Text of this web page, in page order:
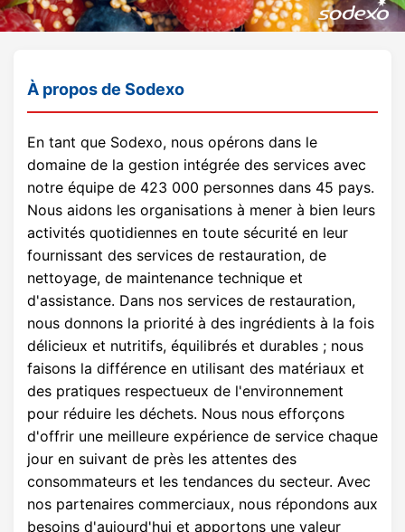
À propos de Sodexo
En tant que Sodexo, nous opérons dans le
domaine de la gestion intégrée des services avec
notre équipe de 423 000 personnes dans 45 pays.
Nous aidons les organisations à mener à bien leurs
activités quotidiennes en toute sécurité en leur
fournissant des services de restauration, de
nettoyage, de maintenance technique et
d'assistance. Dans nos services de restauration,
nous donnons la priorité à des ingrédients à la fois
délicieux et nutritifs, équilibrés et durables ; nous
faisons la différence en utilisant des matériaux et
des pratiques respectueux de l'environnement
pour réduire les déchets. Nous nous efforçons
d'offrir une meilleure expérience de service chaque
jour en suivant de près les attentes des
consommateurs et les tendances du secteur. Avec
nos partenaires commerciaux, nous répondons aux
besoins d'aujourd'hui et apportons une valeur